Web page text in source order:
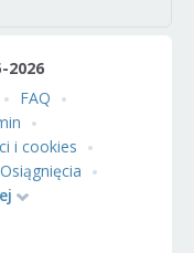
2026
FAQ
i cookies
Osiągnięcia